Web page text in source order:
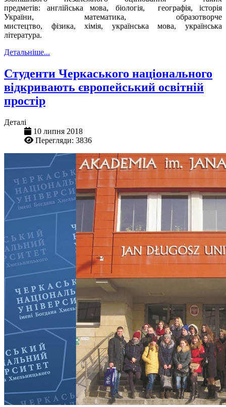
предметів: англійська мова, біологія, географія, історія
України, математика, образотворче
мистецтво, фізика, хімія, українська мова, українська
література.
Детальніше...
Студенти Черкаського національного
відкривають європейський освітній
простір
Деталі
10 липня 2018
Перегляди: 3836